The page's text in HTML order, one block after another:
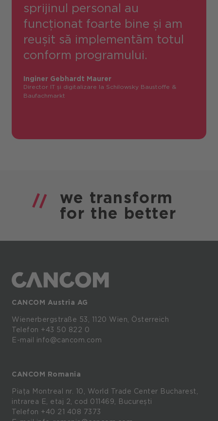
sprijinul personal au
funcționat foarte bine și am
reușit să implementăm totul
conform programului.
Inginer Gebhardt Maurer
Director IT și digitalizare la Schilowsky Baustoffe &
Baufachmarkt
we transform
for the better
CANCOM Austria AG
Wienerbergstraße 53, 1120 Wien, Österreich
Telefon +43 50 822 0
E-mail info@cancom.com
CANCOM Romania
Piața Montreal nr. 10, World Trade Center Bucharest,
intrarea E, etaj 2, cod 011469, București
Telefon +40 21 408 7373